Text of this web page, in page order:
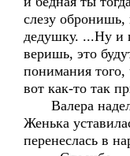
слезу
дедушку. ...Ну и
веришь, это
понимания того,
вот как-то так
Валера надел
Женька
перенеслась в